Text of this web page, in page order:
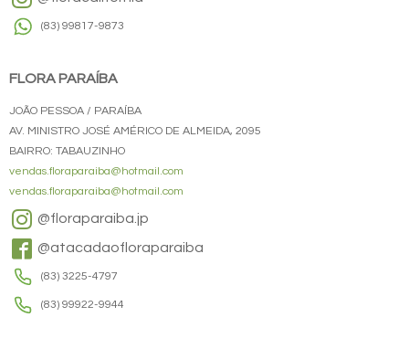
(83) 99817-9873
FLORA PARAÍBA
JOÃO PESSOA / PARAÍBA
AV. MINISTRO JOSÉ AMÉRICO DE ALMEIDA, 2095
BAIRRO: TABAUZINHO
vendas.floraparaiba@hotmail.com
vendas.floraparaiba@hotmail.com
@floraparaiba.jp
@atacadaofloraparaiba
(83) 3225-4797
(83) 99922-9944